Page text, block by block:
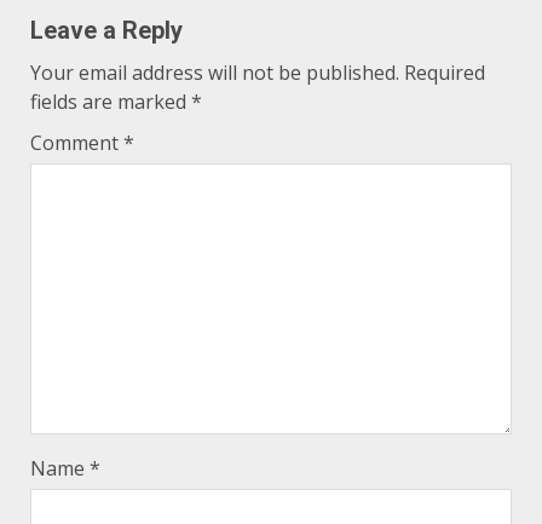
Leave a Reply
Your email address will not be published. Required
fields are marked *
Comment*
Name *